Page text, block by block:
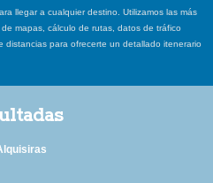
llegar a cualquier destino. Utilizamos las más
mapas, cálculo de rutas, datos de tráfico
distancias para ofrecerte un detallado itenerario